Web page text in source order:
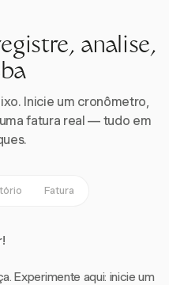
analise,
Inicie um cronômetro,
fatura real — tudo em
Fatura
Experimente aqui: inicie um